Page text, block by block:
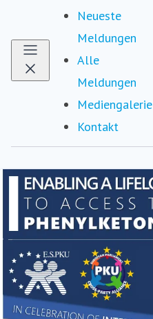
Neueste
Meldungen
Alle
Meldungen
Mediengalerie
Kontakt